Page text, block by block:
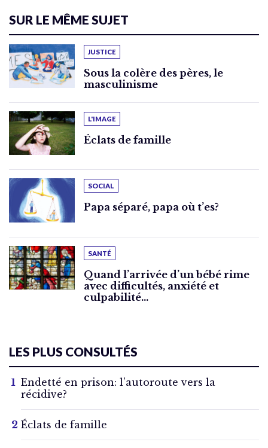
SUR LE MÊME SUJET
JUSTICE
Sous la colère des pères, le
masculinisme
L'IMAGE
Éclats de famille
SOCIAL
Papa séparé, papa où t’es?
SANTÉ
Quand l’arrivée d’un bébé rime
avec difficultés, anxiété et
culpabilité…
LES PLUS CONSULTÉS
Endetté en prison: l’autoroute vers la
récidive?
Éclats de famille